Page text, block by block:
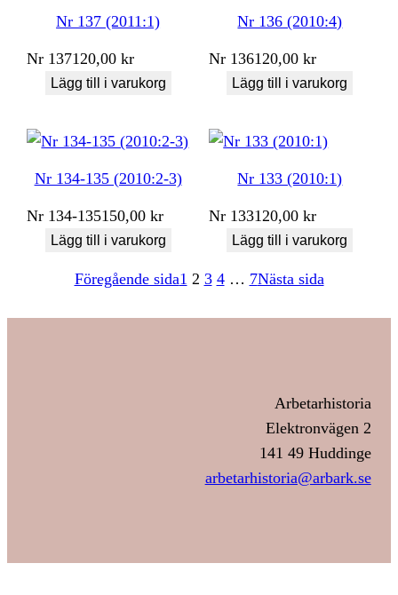
Nr 137 (2011:1)
Nr 137120,00kr
Lägg till i varukorg
Nr 136 (2010:4)
Nr 136120,00kr
Lägg till i varukorg
Nr 134-135 (2010:2-3)
Nr 134-135150,00kr
Lägg till i varukorg
Nr 133 (2010:1)
Nr 133120,00kr
Lägg till i varukorg
Föregående sida1 2 3 4 … 7Nästa sida
Arbetarhistoria
Elektronvägen 2
141 49 Huddinge
arbetarhistoria@arbark.se